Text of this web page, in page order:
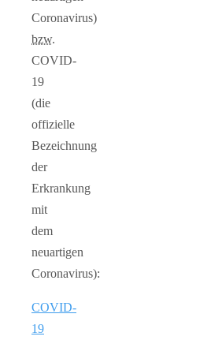
Coronavirus)
bzw.
COVID-
19
(die
offizielle
Bezeichnung
der
Erkrankung
mit
dem
neuartigen
Coronavirus):
COVID-
19